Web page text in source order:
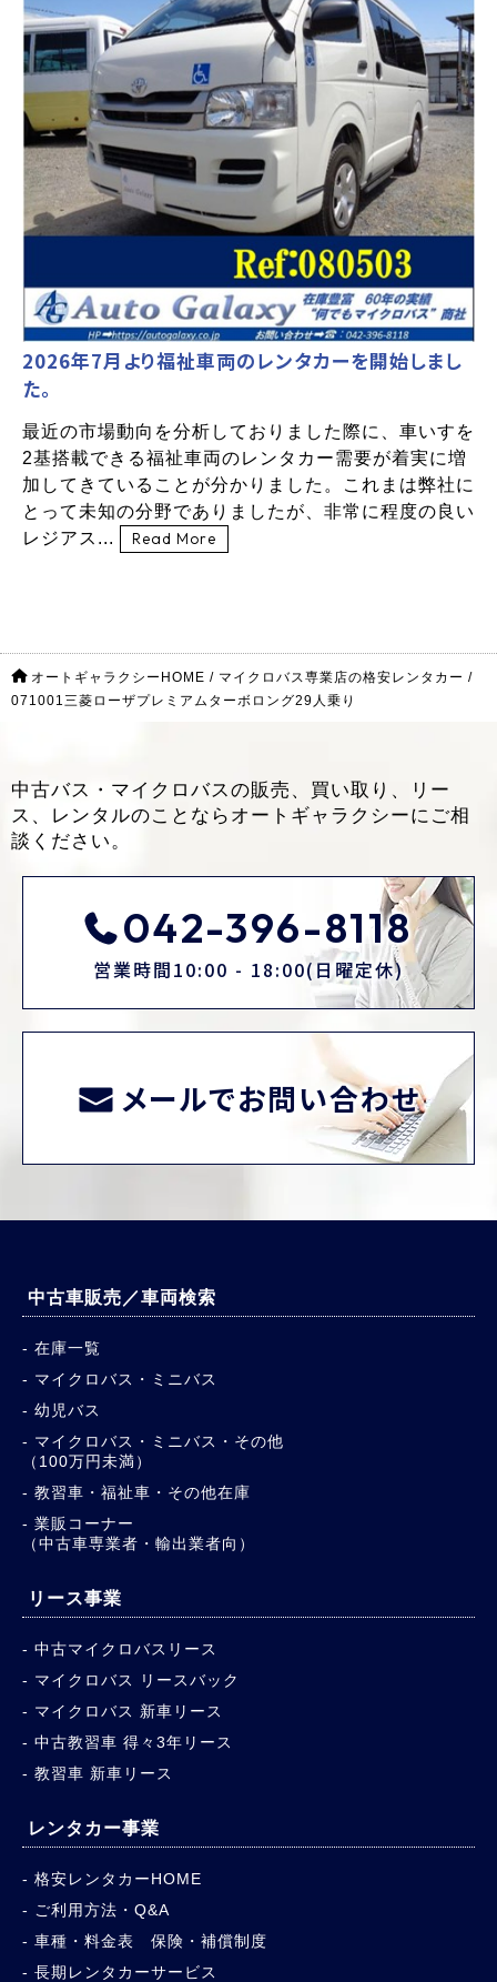
2026年7月より福祉車両のレンタカーを開始しまし
た。
最近の市場動向を分析しておりました際に、車いすを
2基搭載できる福祉車両のレンタカー需要が着実に増
加してきていることが分かりました。これまは弊社に
とって未知の分野でありましたが、非常に程度の良い
レジアス...
Read More
オートギャラクシーHOME / マイクロバス専業店の格安レンタカー /
071001三菱ローザプレミアムターボロング29人乗り
中古バス・マイクロバスの販売、買い取り、リー
ス、レンタルのことなら オートギャラクシーにご相
談ください。
042-396-8118
営業時間10:00 - 18:00(日曜定休)
メールでお問い合わせ
中古車販売／車両検索
在庫一覧
マイクロバス・ミニバス
幼児バス
マイクロバス・ミニバス・その他
（100万円未満）
教習車・福祉車・その他在庫
業販コーナー
（中古車専業者・輸出業者向）
リース事業
中古マイクロバスリース
マイクロバス リースバック
マイクロバス 新車リース
中古教習車 得々3年リース
教習車 新車リース
レンタカー事業
格安レンタカーHOME
ご利用方法・Q&A
車種・料金表 保険・補償制度
長期レンタカーサービス